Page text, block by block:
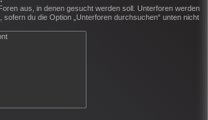
aus, in denen gesucht werden soll. Unterforen werden
du die Option „Unterforen durchsuchen“ unten nicht